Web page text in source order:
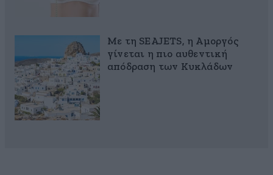
Με τη SEAJETS, η Αμοργός
γίνεται η πιο αυθεντική
απόδραση των Κυκλάδων